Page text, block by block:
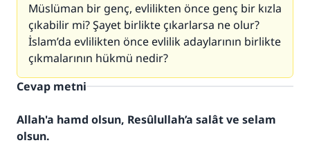
Müslüman bir genç, evlilikten önce genç bir kızla
çıkabilir mi? Şayet birlikte çıkarlarsa ne olur?
İslam’da evlilikten önce evlilik adaylarının birlikte
çıkmalarının hükmü nedir?
Cevap metni
Allah'a hamd olsun, Resûlullah’a salât ve selam
olsun.